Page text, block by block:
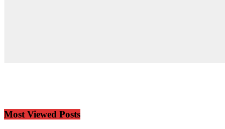
Most Viewed Posts